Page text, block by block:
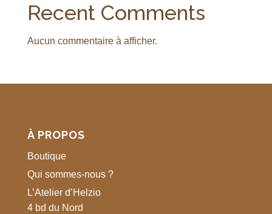
Recent Comments
Aucun commentaire à afficher.
À PROPOS
Boutique
Qui sommes-nous ?
L’Atelier d’Helzio
4 bd du Nord